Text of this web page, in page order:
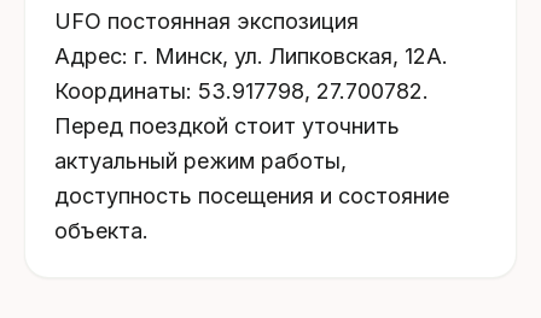
UFO постоянная экспозиция
Адрес: г. Минск, ул. Липковская, 12А.
Координаты: 53.917798, 27.700782.
Перед поездкой стоит уточнить
актуальный режим работы,
доступность посещения и состояние
объекта.